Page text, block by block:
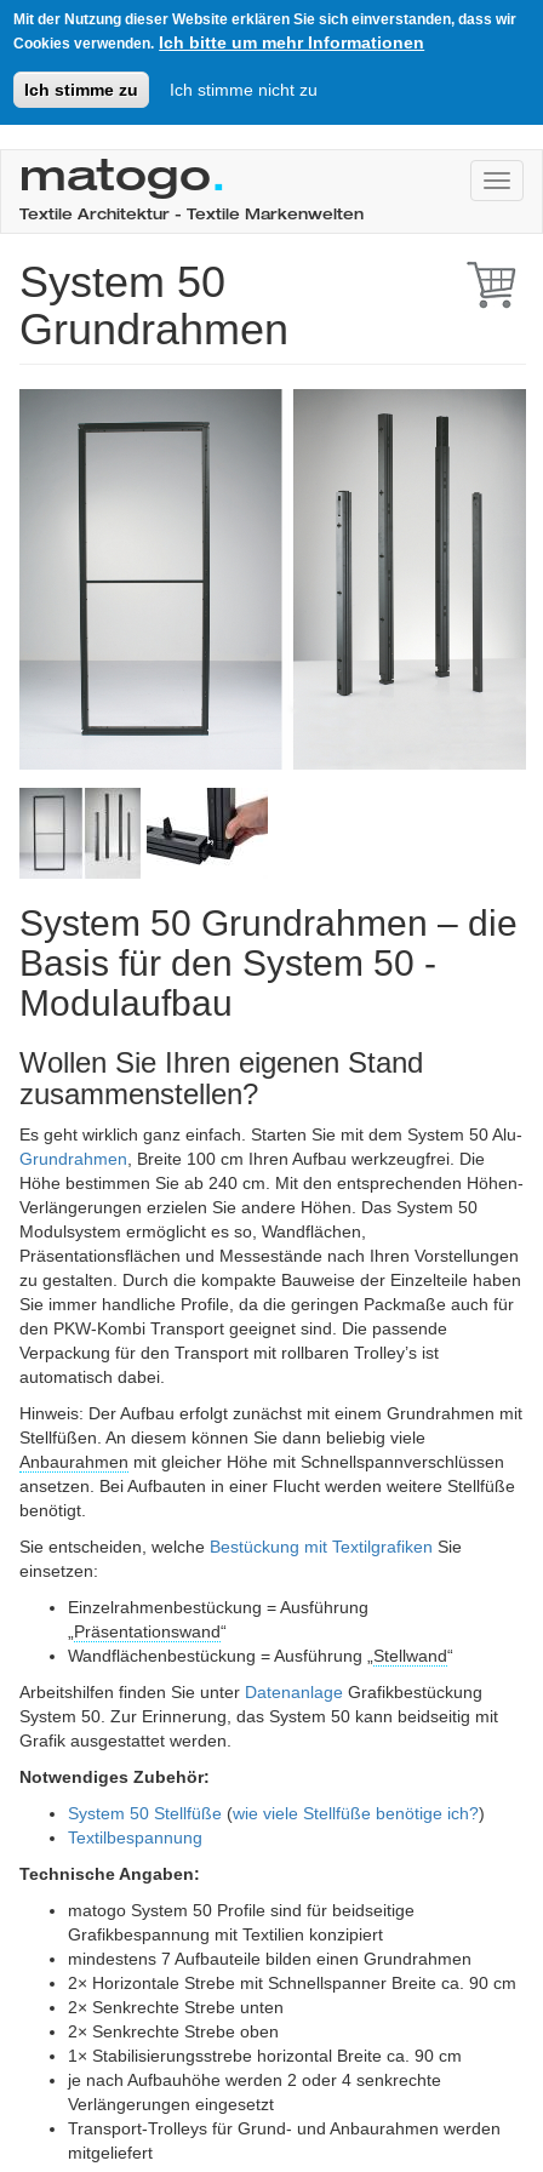
Mit der Nutzung dieser Website erklären Sie sich einverstanden, dass wir
Cookies verwenden. Ich bitte um mehr Informationen
Ich stimme zu Ich stimme nicht zu
matogo.
Textile Architektur - Textile Markenwelten
System 50
Grundrahmen
System 50 Grund­rah­men – die
Basis für den System 50 -
Modulaufbau
Wollen Sie Ihren eigenen Stand
zusammenstellen?
Es geht wirklich ganz einfach. Starten Sie mit dem System 50 Alu-
Grundrahmen , Breite 100 cm Ihren Aufbau werkzeugfrei. Die
Höhe bestimmen Sie ab 240 cm. Mit den entsprechenden Höhen-
Verlängerungen erzielen Sie andere Höhen. Das System 50
Modulsystem ermöglicht es so, Wandflächen,
Präsentationsflächen und Messestände nach Ihren Vorstellungen
zu gestalten. Durch die kompakte Bauweise der Einzelteile haben
Sie immer handliche Profile, da die geringen Packmaße auch für
den PKW-Kombi Transport geeignet sind. Die passende
Verpackung für den Transport mit rollbaren Trolley’s ist
automatisch dabei.
Hinweis: Der Aufbau erfolgt zunächst mit einem Grundrahmen mit
Stellfüßen. An diesem können Sie dann beliebig viele
Anbaurahmen mit gleicher Höhe mit Schnellspannverschlüssen
ansetzen. Bei Aufbauten in einer Flucht werden weitere Stellfüße
benötigt.
Sie entscheiden, welche Bestückung mit Textilgrafiken Sie
einsetzen:
Einzelrahmenbestückung = Ausführung
Präsentationswand“
Wandflächenbestückung = Ausführung „ Stellwand“
Arbeitshilfen finden Sie unter Datenanlage Grafikbestückung
System 50. Zur Erinnerung, das System 50 kann beidseitig mit
Grafik ausgestattet werden.
Notwendiges Zubehör:
System 50 Stellfüße (wie viele Stellfüße benötige ich?)
Textilbespannung
Technische Angaben:
matogo System 50 Profile sind für beidseitige
Grafikbespannung mit Textilien konzipiert
mindestens 7 Aufbauteile bilden einen Grundrahmen
2× Horizontale Strebe mit Schnellspanner Breite ca. 90 cm
2× Senkrechte Strebe unten
2× Senkrechte Strebe oben
1× Stabilisierungsstrebe horizontal Breite ca. 90 cm
je nach Aufbauhöhe werden 2 oder 4 senkrechte
Verlängerungen eingesetzt
Transport-Trolleys für Grund- und Anbaurahmen werden
mitgeliefert